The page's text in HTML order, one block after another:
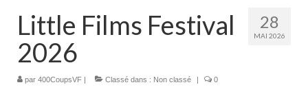
Les films à l’affiche
Accessibilité salle 1 (RDC)
TARIFS
28
MAI 2026
Little Films Festival
2026
par 400CoupsVF Classé dans : Non classé 0